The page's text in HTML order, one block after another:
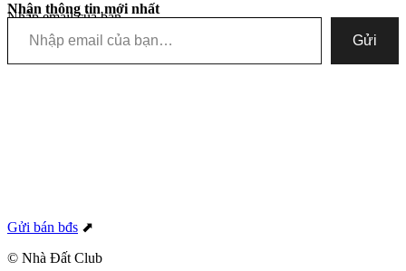
Nhận thông tin mới nhất
Nhập email của bạn…
Gửi
Gửi bán bđs ⬈
© Nhà Đất Club